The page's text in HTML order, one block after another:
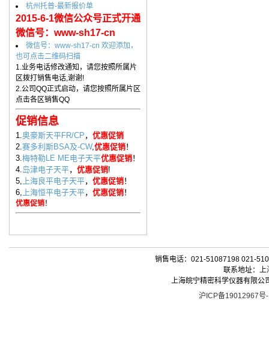
杭州托普-最新报价单
2015-6-1微信公众号正式开通
微信号：www-sh17-cn
微信号：www-sh17-cn 欢迎添加，
也可点击二维码扫描
1.业务电话修改通知，请您按照所属片
区拨打销售电话,谢谢!
2.公司QQ正式启动，请您按照所属片区
点击各区销售QQ
促销信息
1. 奥豪斯天平FR/CP ， 优惠促销
2. 赛多利斯BSA及-CW, 优惠促销！
3. 梅特勒LE ME电子天平优惠促销！
4. 岛津电子天平， 优惠促销!
5,
上海良平电子天平， 优惠促销！
6,
上海恒平电子天平， 优惠促销！
优惠促销！
销售电话：021-51087198 021-
联系地址：
上海皖宁精密科学仪器有限
沪ICP备19012967号